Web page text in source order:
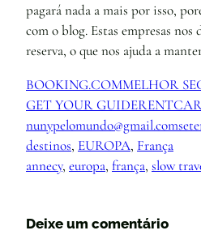
pagará nada a mais por isso,
com o blog. Estas empresas nos
reserva, o que nos ajuda a
BOOKING.COMMELHOR
GET YOUR GUIDE
nunypelomundo@gmail.com
destinos, EUROPA, França
annecy, europa, frança, slow
Deixe um comentário